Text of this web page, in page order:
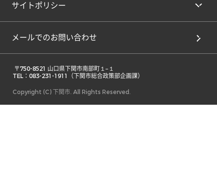
サイトポリシー
メールでのお問い合わせ
TEL：083-231-1911（下関市総合政策部企画課）
Copyright (C) 下関市. All Rights Reserved.